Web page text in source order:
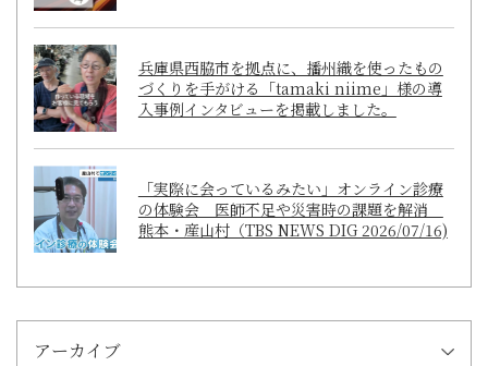
兵庫県西脇市を拠点に、播州織を使ったもの
づくりを手がける「tamaki niime」様の導
入事例インタビューを掲載しました。
「実際に会っているみたい」オンライン診療
の体験会 医師不足や災害時の課題を解消
熊本・産山村（TBS NEWS DIG 2026/07/16)
アーカイブ